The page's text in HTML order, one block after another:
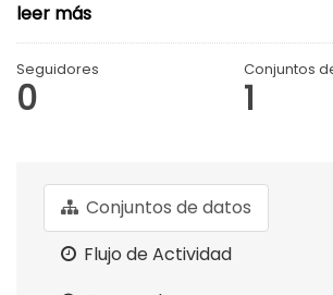
leer más
Seguidores
0
Conjuntos
1
Conjuntos de datos
Flujo de Actividad